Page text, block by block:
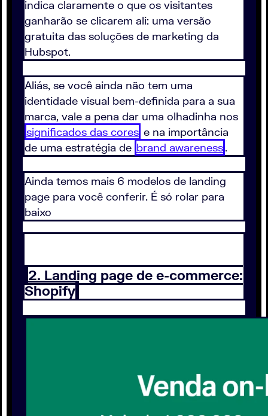
indica claramente o que os visitantes
ganharão se clicarem ali: uma versão
gratuita das soluções de marketing da
Hubspot.
Aliás, se você ainda não tem uma
identidade visual bem-definida para a sua
marca, vale a pena dar uma olhadinha nos
significados das cores e na importância
de uma estratégia de brand awareness.
Ainda temos mais 6 modelos de landing
page para você conferir. É só rolar para
baixo
2. Landing page de e-commerce:
Shopify